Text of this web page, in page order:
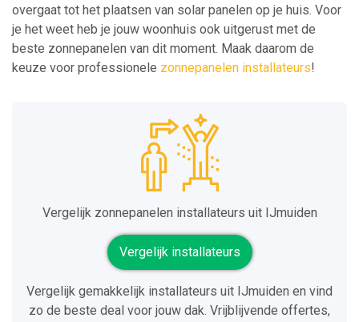
overgaat tot het plaatsen van solar panelen op je huis. Voor
je het weet heb je jouw woonhuis ook uitgerust met de
beste zonnepanelen van dit moment. Maak daarom de
keuze voor professionele zonnepanelen installateurs!
Vergelijk zonnepanelen installateurs uit IJmuiden
Vergelijk installateurs
Vergelijk gemakkelijk installateurs uit IJmuiden en vind
zo de beste deal voor jouw dak. Vrijblijvende offertes,